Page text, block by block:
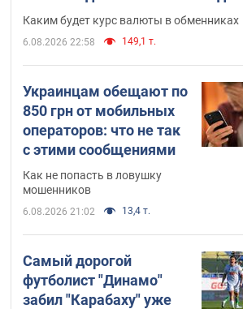
Каким будет курс валюты в обменниках
6.08.2026 22:58 149,1 т.
Украинцам обещают по
850 грн от мобильных
операторов: что не так
с этими сообщениями
Как не попасть в ловушку
мошенников
6.08.2026 21:02 13,4 т.
Самый дорогой
футболист "Динамо"
забил "Карабаху" уже